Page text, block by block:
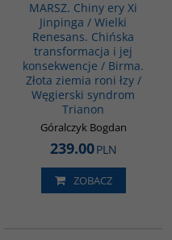
MARSZ. Chiny ery Xi
Jinpinga / Wielki
Renesans. Chińska
transformacja i jej
konsekwencje / Birma.
Złota ziemia roni łzy /
Węgierski syndrom
Trianon
Góralczyk Bogdan
239.00PLN
ZOBACZ